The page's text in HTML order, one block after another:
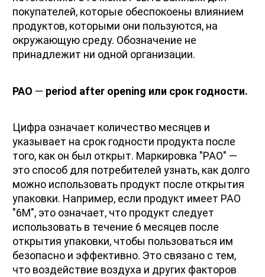
покупателей, которые обеспокоены влиянием
продуктов, которыми они пользуются, на
окружающую среду. Обозначение не
принадлежит ни одной организации.
PAO — period after opening или срок годности.
Цифра означает количество месяцев и
указывает на срок годности продукта после
того, как он был открыт. Маркировка "PAO" —
это способ для потребителей узнать, как долго
можно использовать продукт после открытия
упаковки. Например, если продукт имеет PAO
"6M", это означает, что продукт следует
использовать в течение 6 месяцев после
открытия упаковки, чтобы пользоваться им
безопасно и эффективно. Это связано с тем,
что воздействие воздуха и других факторов